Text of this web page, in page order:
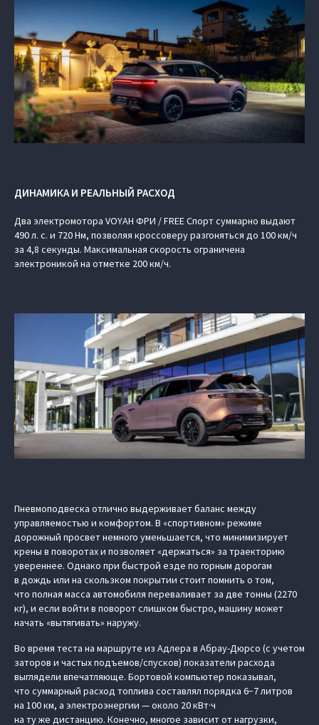
ДИНАМИКА И РЕАЛЬНЫЙ РАСХОД
Два электромотора VOYAH ФРИ / FREE Спорт суммарно выдают
490 л. с. и 720 Нм, позволяя кроссоверу разгоняться до 100 км/ч
за 4,8 секунды. Максимальная скорость ограничена
электроникой на отметке 200 км/ч.
Пневмоподвеска отлично выдерживает баланс между
управляемостью и комфортом. В «спортивном» режиме
дорожный просвет немного уменьшается, что минимизирует
крены в поворотах и позволяет «держаться» за траекторию
увереннее. Однако при быстрой езде по горным дорогам
в дождь или на скользком покрытии стоит помнить о том,
что полная масса автомобиля переваливает за две тонны (2270
кг), и если войти в поворот слишком быстро, машину может
начать «вытягивать» наружу.
Во время теста на маршруте из Адлера в Абрау-Дюрсо (с учетом
заторов и частых подъемов/спусков) показатели расхода
выглядели впечатляюще. Бортовой компьютер показывал,
что суммарный расход топлива составлял порядка 6−7 литров
на 100 км, а электроэнергии — около 20 кВт·ч
на ту же дистанцию. Конечно, многое зависит от нагрузки,